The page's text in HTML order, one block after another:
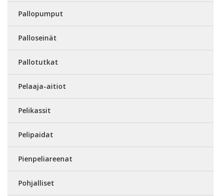
Pallopumput
Palloseinät
Pallotutkat
Pelaaja-aitiot
Pelikassit
Pelipaidat
Pienpeliareenat
Pohjalliset